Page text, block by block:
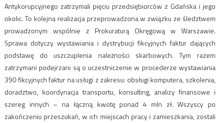
Antykorupcyjnego zatrzymali pięciu przedsiębiorców z Gdańska i jego
okolic. To kolejna realizacja przeprowadzona w związku ze śledztwem
prowadzonym wspólnie z Prokuraturą Okręgową w Warszawie.
Sprawa dotyczy wystawiania i dystrybucji fikcyjnych faktur dających
podstawę do uszczuplenia należności skarbowych. Tym razem
zatrzymani podejrzani są o uczestniczenie w procederze wystawiania
390 fikcyjnych faktur na usługi z zakresu: obsługi komputera, szkolenia,
doradztwo, koordynacja transportu, konsulting, analizy finansowe i
szereg innych – na łączną kwotę ponad 4 mln zł. Wszyscy po
zakończeniu przeszukań, w ich miejscach pracy i zamieszkania, zostali